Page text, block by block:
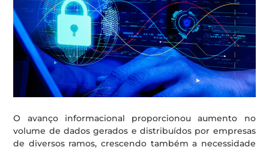
O avanço informacional proporcionou aumento no
volume de dados gerados e distribuídos por empresas
de diversos ramos, crescendo também a necessidade